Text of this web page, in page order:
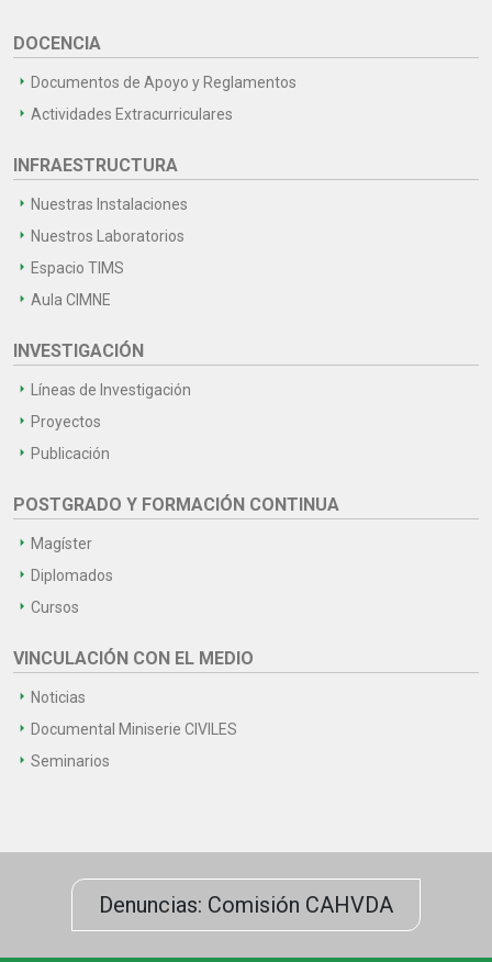
DOCENCIA
Documentos de Apoyo y Reglamentos
Actividades Extracurriculares
INFRAESTRUCTURA
Nuestras Instalaciones
Nuestros Laboratorios
Espacio TIMS
Aula CIMNE
INVESTIGACIÓN
Líneas de Investigación
Proyectos
Publicación
POSTGRADO Y FORMACIÓN CONTINUA
Magíster
Diplomados
Cursos
VINCULACIÓN CON EL MEDIO
Noticias
Documental Miniserie CIVILES
Seminarios
Denuncias: Comisión CAHVDA